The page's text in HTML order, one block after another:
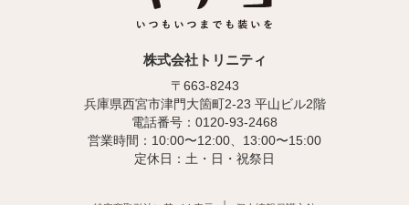
株式会社トリニティ
〒663-8243
兵庫県西宮市津門大箇町2-23 平山ビル2階
電話番号：0120-93-2468
営業時間：10:00〜12:00、13:00〜15:00
定休日：土・日・祝祭日